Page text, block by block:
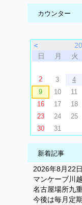
カウンター
＜
日
月 火
2
3 4
9
10 11
16
17 18
23
24 25
30
31
新着記事
2026年8月22
マンケーブ川
名古屋場所九
今後は毎月定